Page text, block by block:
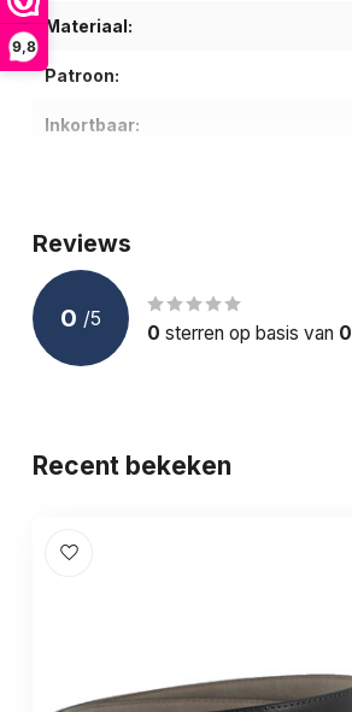
9,8
Materiaal:
Patroon:
Inkortbaar:
Gewicht (g):
Doelgroep:
Reviews
0 /5
0 sterren op basis van 0
Recent bekeken